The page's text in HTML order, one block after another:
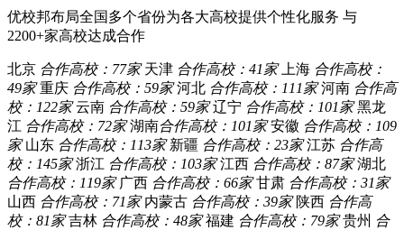
优校邦布局全国多个省份为各大高校提供个性化服务 与
2200+家高校达成合作
北京 合作高校：77家 天津 合作高校：41家 上海 合作高校：
49家 重庆 合作高校：59家 河北 合作高校：111家 河南 合作高
校：122家 云南 合作高校：59家 辽宁 合作高校：101家 黑龙
江 合作高校：72家 湖南合作高校：101家 安徽 合作高校：109
家 山东 合作高校：113家 新疆 合作高校：23家 江苏 合作高
校：145家 浙江 合作高校：103家 江西 合作高校：87家 湖北
合作高校：119家 广西 合作高校：66家 甘肃 合作高校：31家
山西 合作高校：71家 内蒙古 合作高校：39家 陕西 合作高
校：81家 吉林 合作高校：48家 福建 合作高校：79家 贵州 合